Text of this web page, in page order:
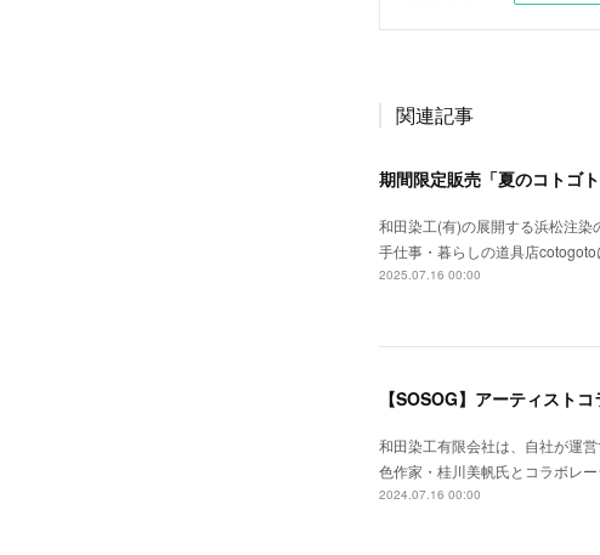
関連記事
期間限定販売「夏のコトゴト
和田染工(有)の展開する浜松注
手仕事・暮らしの道具店
2025.07.16 00:00
【SOSOG】アーティスト
和田染工有限会社は、自社が運
色作家・桂川美帆氏とコラボレ
2024.07.16 00:00